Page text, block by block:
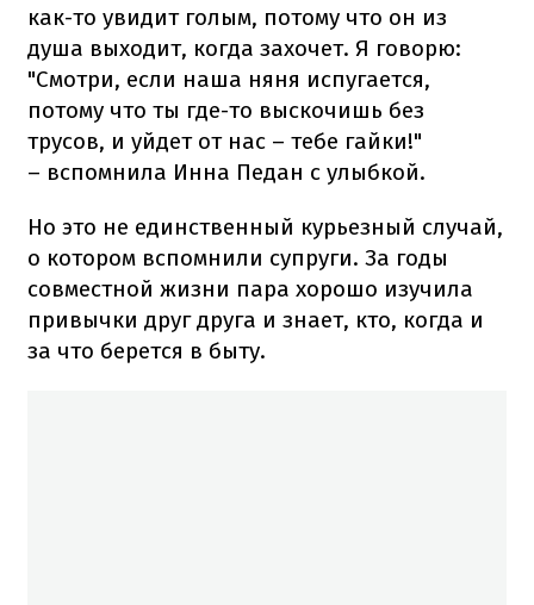
как-то увидит голым, потому что он из
душа выходит, когда захочет. Я говорю:
"Смотри, если наша няня испугается,
потому что ты где-то выскочишь без
трусов, и уйдет от нас – тебе гайки!"
– вспомнила Инна Педан с улыбкой.
Но это не единственный курьезный случай,
о котором вспомнили супруги. За годы
совместной жизни пара хорошо изучила
привычки друг друга и знает, кто, когда и
за что берется в быту.